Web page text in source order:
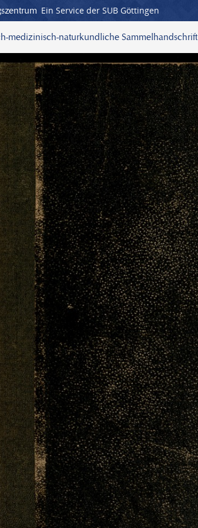
Ein Service der SUB Göttingen
medizinisch-naturkundliche Sammelhandschrift